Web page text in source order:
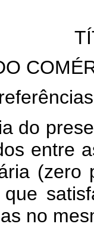
do
entre
que
no